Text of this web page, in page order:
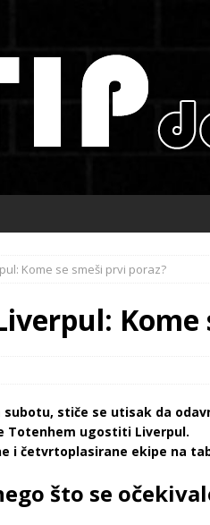
Kome se smeši prvi poraz?
Kome
stiče se utisak da
Totenhem ugostiti Liverpul.
četvrtoplasirane ekipe na
što se